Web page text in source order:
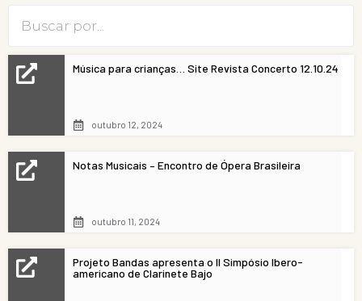
Música para crianças… Site Revista Concerto 12.10.24
outubro 12, 2024
Notas Musicais – Encontro de Ópera Brasileira
outubro 11, 2024
Projeto Bandas apresenta o II Simpósio Ibero-
americano de Clarinete Bajo